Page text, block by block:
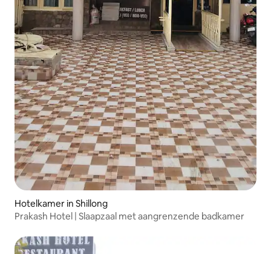
Hotelkamer in Shillong
Prakash Hotel | Slaapzaal met aangrenzende badkamer